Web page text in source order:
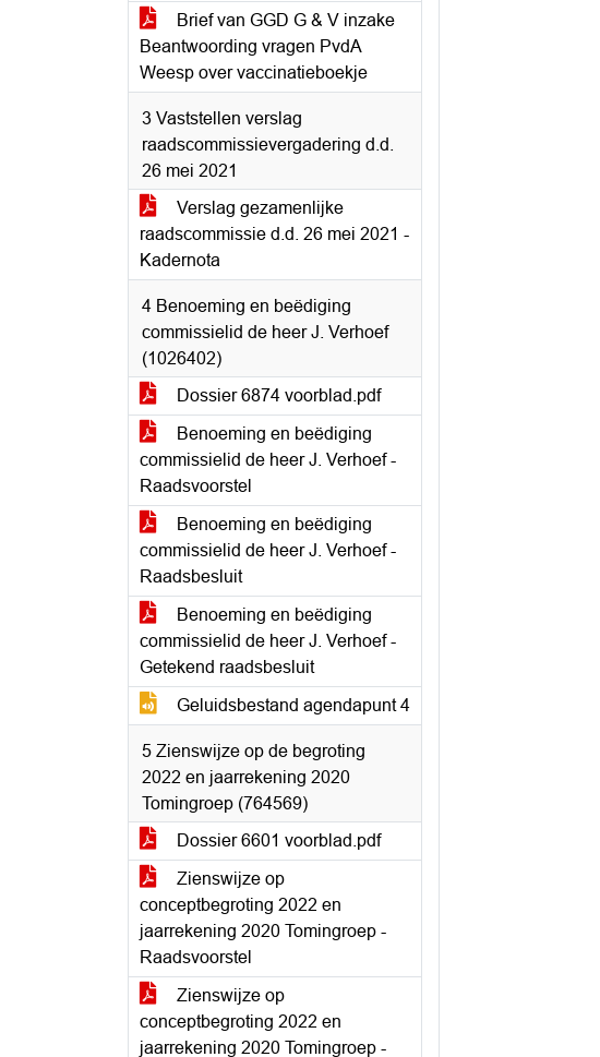
Brief van GGD G & V inzake
Beantwoording vragen PvdA
Weesp over vaccinatieboekje
3 Vaststellen verslag
raadscommissievergadering d.d.
26 mei 2021
Verslag gezamenlijke
raadscommissie d.d. 26 mei 2021 -
Kadernota
4 Benoeming en beëdiging
commissielid de heer J. Verhoef
(1026402)
Dossier 6874 voorblad.pdf
Benoeming en beëdiging
commissielid de heer J. Verhoef -
Raadsvoorstel
Benoeming en beëdiging
commissielid de heer J. Verhoef -
Raadsbesluit
Benoeming en beëdiging
commissielid de heer J. Verhoef -
Getekend raadsbesluit
Geluidsbestand agendapunt 4
5 Zienswijze op de begroting
2022 en jaarrekening 2020
Tomingroep (764569)
Dossier 6601 voorblad.pdf
Zienswijze op
conceptbegroting 2022 en
jaarrekening 2020 Tomingroep -
Raadsvoorstel
Zienswijze op
conceptbegroting 2022 en
jaarrekening 2020 Tomingroep -